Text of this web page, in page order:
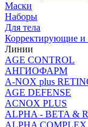
Маски
Наборы
Для тела
Корректирующие и
Линии
AGE CONTROL
АНГИОФАРМ
A-NOX plus
AGE DEFENSE
ACNOX PLUS
ALPHA - BETA &
ALPHA COMPLEX